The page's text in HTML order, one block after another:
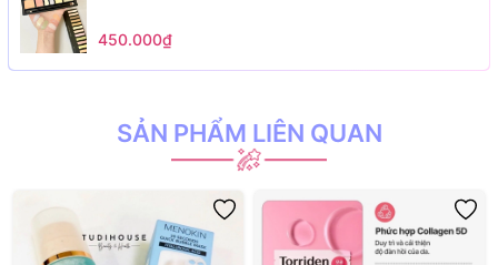
450.000₫
SẢN PHẨM LIÊN QUAN